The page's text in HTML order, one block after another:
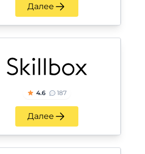
Далее
4.6 187
Далее